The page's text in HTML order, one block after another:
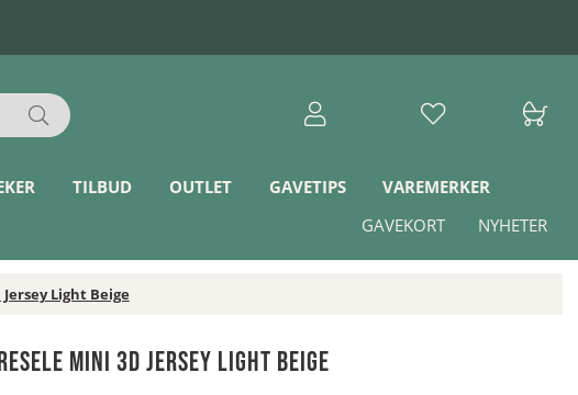
TILBUD OUTLET GAVETIPS
VAREMERKER
NYHETER
GAVEKORT
Light Beige
Mini 3D Jersey Light Beige